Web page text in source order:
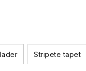
Stripete tapet